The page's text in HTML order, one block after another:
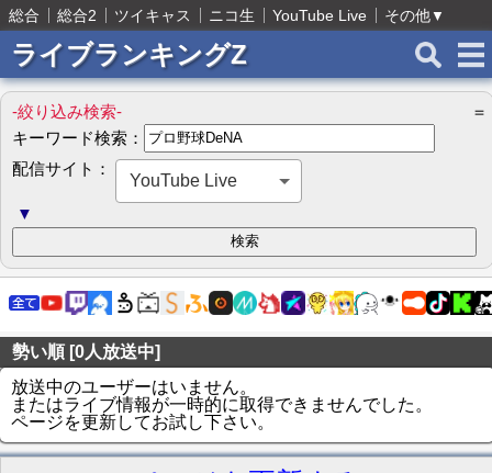
総合 総合2 ツイキャス ニコ生 YouTube Live その他▼
ライブランキングZ
-絞り込み検索-
＝
キーワード検索：
配信サイト：
YouTube Live
▼
勢い順 [0人放送中]
放送中のユーザーはいません。
またはライブ情報が一時的に取得できませんでした。
ページを更新してお試し下さい。